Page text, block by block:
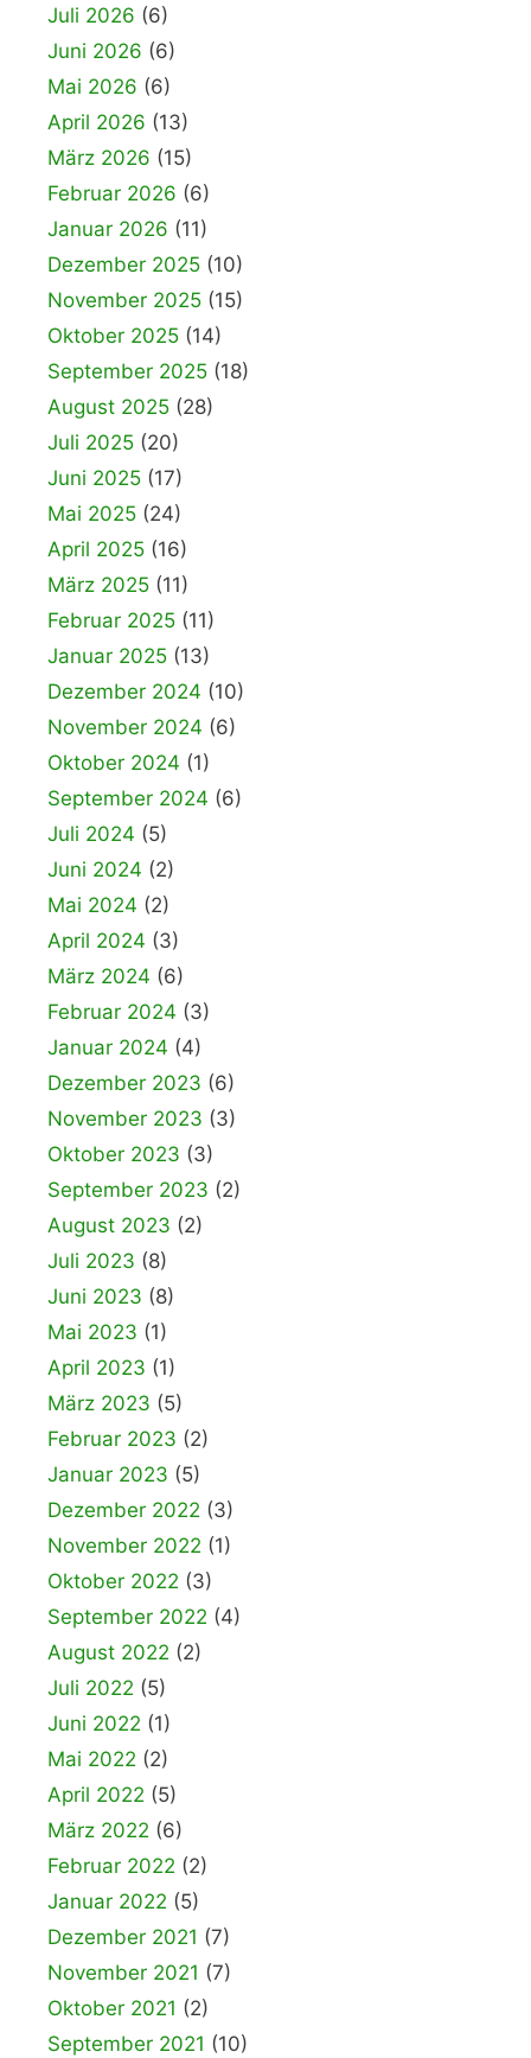
Juli 2026 (6)
Juni 2026 (6)
Mai 2026 (6)
April 2026 (13)
März 2026 (15)
Februar 2026 (6)
Januar 2026 (11)
Dezember 2025 (10)
November 2025 (15)
Oktober 2025 (14)
September 2025 (18)
August 2025 (28)
Juli 2025 (20)
Juni 2025 (17)
Mai 2025 (24)
April 2025 (16)
März 2025 (11)
Februar 2025 (11)
Januar 2025 (13)
Dezember 2024 (10)
November 2024 (6)
Oktober 2024 (1)
September 2024 (6)
Juli 2024 (5)
Juni 2024 (2)
Mai 2024 (2)
April 2024 (3)
März 2024 (6)
Februar 2024 (3)
Januar 2024 (4)
Dezember 2023 (6)
November 2023 (3)
Oktober 2023 (3)
September 2023 (2)
August 2023 (2)
Juli 2023 (8)
Juni 2023 (8)
Mai 2023 (1)
April 2023 (1)
März 2023 (5)
Februar 2023 (2)
Januar 2023 (5)
Dezember 2022 (3)
November 2022 (1)
Oktober 2022 (3)
September 2022 (4)
August 2022 (2)
Juli 2022 (5)
Juni 2022 (1)
Mai 2022 (2)
April 2022 (5)
März 2022 (6)
Februar 2022 (2)
Januar 2022 (5)
Dezember 2021 (7)
November 2021 (7)
Oktober 2021 (2)
September 2021 (10)